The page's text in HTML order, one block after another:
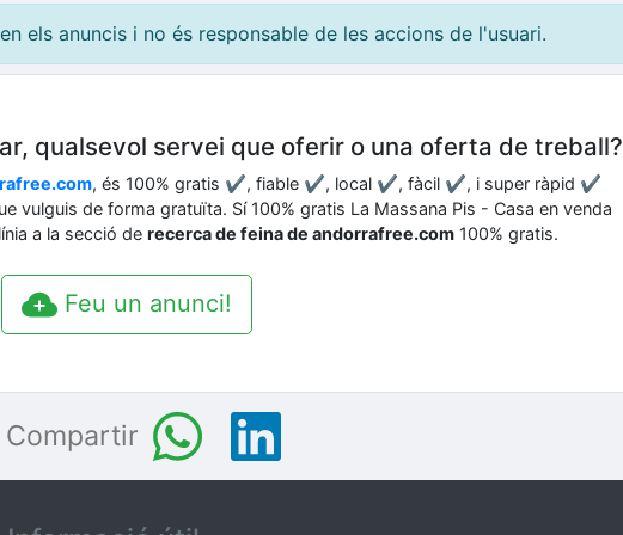
els anuncis i no és responsable de les accions de l'usuari.
qualsevol servei que oferir o una oferta de treball?
, és 100% gratis ✔, fiable ✔, local ✔, fàcil ✔, i super ràpid ✔
vulguis de forma gratuïta. Sí 100% gratis La Massana Pis - Casa en venda
a la secció de recerca de feina de andorrafree.com 100% gratis.
Feu un anunci!